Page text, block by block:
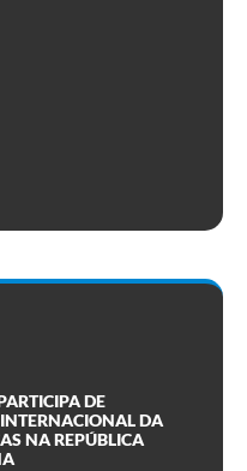
DE
DA
NA REPÚBLICA